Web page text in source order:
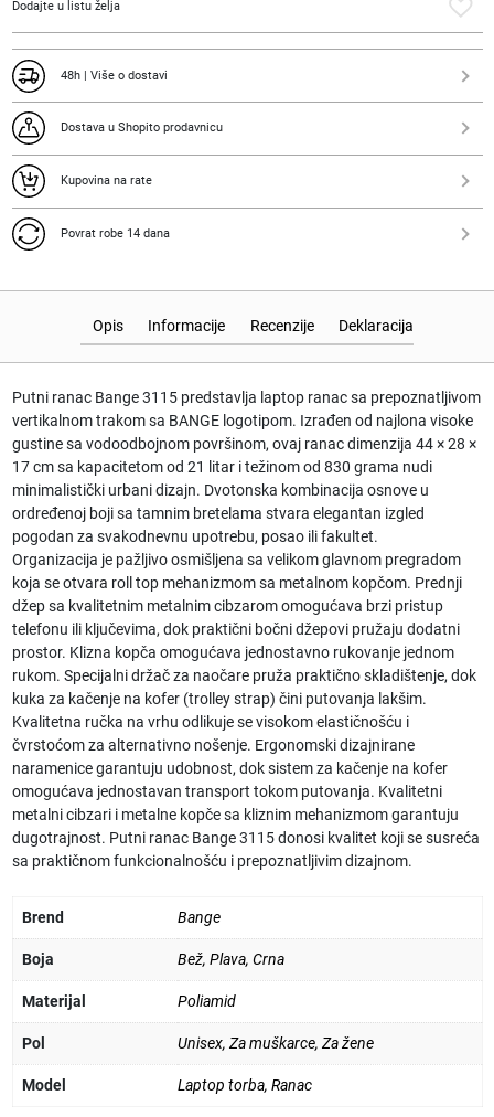
Dodajte u listu želja
48h | Više o dostavi
Dostava u Shopito prodavnicu
Kupovina na rate
Povrat robe 14 dana
Opis Deklaracija
Informacije Recenzije
Putni ranac Bange 3115 predstavlja laptop ranac sa prepoznatljivom
vertikalnom trakom sa BANGE logotipom. Izrađen od najlona visoke
gustine sa vodoodbojnom površinom, ovaj ranac dimenzija 44 × 28 ×
17 cm sa kapacitetom od 21 litar i težinom od 830 grama nudi
minimalistički urbani dizajn. Dvotonska kombinacija osnove u
ordređenoj boji sa tamnim bretelama stvara elegantan izgled
pogodan za svakodnevnu upotrebu, posao ili fakultet.
Organizacija je pažljivo osmišljena sa velikom glavnom pregradom
koja se otvara roll top mehanizmom sa metalnom kopčom. Prednji
džep sa kvalitetnim metalnim cibzarom omogućava brzi pristup
telefonu ili ključevima, dok praktični bočni džepovi pružaju dodatni
prostor. Klizna kopča omogućava jednostavno rukovanje jednom
rukom. Specijalni držač za naočare pruža praktično skladištenje, dok
kuka za kačenje na kofer (trolley strap) čini putovanja lakšim.
Kvalitetna ručka na vrhu odlikuje se visokom elastičnošću i
čvrstoćom za alternativno nošenje. Ergonomski dizajnirane
naramenice garantuju udobnost, dok sistem za kačenje na kofer
omogućava jednostavan transport tokom putovanja. Kvalitetni
metalni cibzari i metalne kopče sa kliznim mehanizmom garantuju
dugotrajnost. Putni ranac Bange 3115 donosi kvalitet koji se susreća
sa praktičnom funkcionalnošću i prepoznatljivim dizajnom.
Brend Bange
Boja Bež, Plava, Crna
Materijal Poliamid
Pol Unisex, Za muškarce, Za žene
Model Laptop torba, Ranac